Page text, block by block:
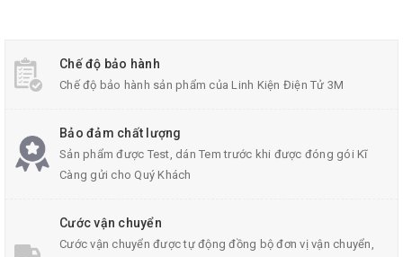
Chế độ bảo hành
Chế độ bảo hành sản phẩm của Linh Kiện Điện Tử 3M
Bảo đảm chất lượng
Sản phẩm được Test, dán Tem trước khi được đóng gói Kĩ
Càng gửi cho Quý Khách
Cước vận chuyển
Cước vận chuyển được tự động đồng bộ đơn vị vận chuyển,